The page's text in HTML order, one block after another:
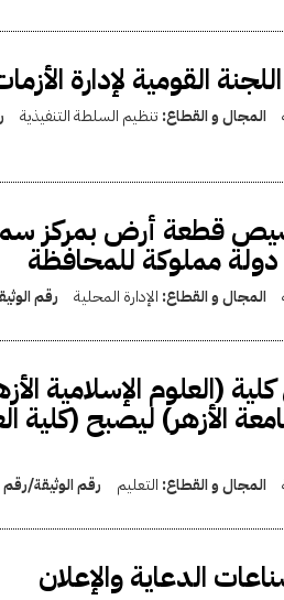
القومية لإدارة
المجال و القطاع: تنظيم السلطة التنفيذية
قطعة أرض بمركز
مملوكة للمحافظة
المجال و القطاع: الإدارة المحلية رقم
(العلوم الإسلامية
الأزهر) ليصبح (كلية
المجال و القطاع: التعليم رقم الوثيقة/
الدعاية والإعلان